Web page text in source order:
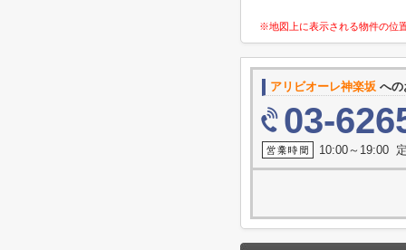
※地図上に表示される物件の位
アリビオーレ神楽坂 へ
03-
10:00～19:00